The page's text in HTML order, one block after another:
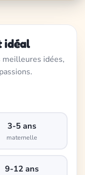
idéal
meilleures idées,
3-5 ans
maternelle
9-12 ans